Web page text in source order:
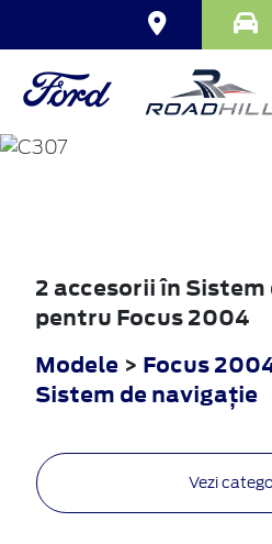
FOCUS
2 accesorii în
pentru Focus 2004
Modele > Focus
Sistem de navigaţie
Vezi